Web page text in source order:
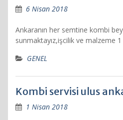
6 Nisan 2018
Ankaranın her semtine kombi
sunmaktayız,işcilik ve malzeme 1
GENEL
Kombi servisi ulus
1 Nisan 2018